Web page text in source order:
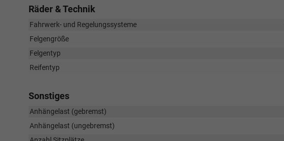
Räder & Technik
Fahrwerk- und Regelungssysteme
Felgengröße
Felgentyp
Reifentyp
Sonstiges
Anhängelast (gebremst)
Anhängelast (ungebremst)